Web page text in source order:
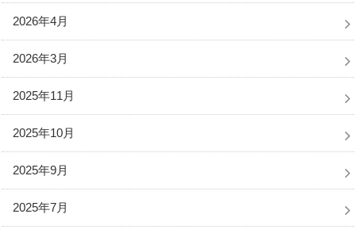
2026年4月
2026年3月
2025年11月
2025年10月
2025年9月
2025年7月